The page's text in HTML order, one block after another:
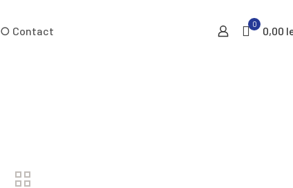
○ Contact
0
0,00